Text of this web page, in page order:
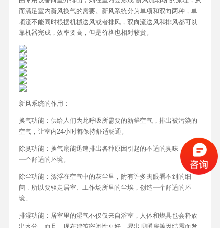
而满足室内新风换气的需要。新风系统分为单项和双向两种，单
项流不能同时根据机械送风或者排风，双向流送风和排风都可以
靠机器完成，效率要高，但是价格也相对较贵。
新风系统的作用：
换气功能：供给人们为此呼吸所需要的新鲜空气，排出被污染的
空气，让室内24小时都保持舒适畅通。
除臭功能：换气扇能迅速排出各种原因引起的不适的臭味，制造
一个舒适的环境。
除尘功能：漂浮在空气中的灰尘里，附有许多肉眼看不到的细
菌，所以要驱走居室、工作场所里的尘埃，创造一个舒适的环
境。
排湿功能：居室里的湿气不仅仅来自浴室，人体和燃具也会释放
出水分，而且，现在建筑密闭性更好，易出现暖房等因结露而发